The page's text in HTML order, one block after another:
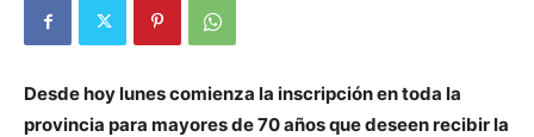
Desde hoy lunes comienza la inscripción en toda la
provincia para mayores de 70 años que deseen recibir la